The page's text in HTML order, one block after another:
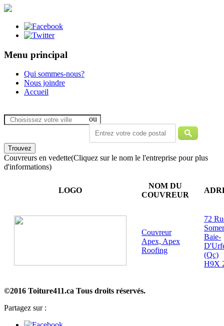
Menu principal
Qui sommes-nous?
Nous joindre
Accueil
ou
Couvreurs en vedette(Cliquez sur le nom le l'entreprise pour plus
d'informations)
LOGO
NOM DU
COUVREUR
Couvreur
Apex, Apex
Roofing
72
Baie-
(Qc)
H9X
©2016 Toiture411.ca Tous droits réservés.
Partagez sur :